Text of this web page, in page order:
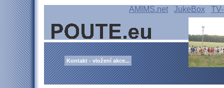
AMIMS.net JukeBox
Kontakt - vložení akce...